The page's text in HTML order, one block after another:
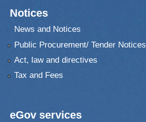
Notices
News and Notices
Public Procurement/ Tender Notices
Act, law and directives
Tax and Fees
eGov services